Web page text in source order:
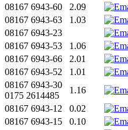
08167 6943-60 2.09
08167 6943-63 1.03
08167 6943-23
08167 6943-53 1.06
08167 6943-66 2.01
08167 6943-52 1.01
08167 6943-30
0175 2614485
1.16
08167 6943-12 0.02
08167 6943-15 0.10